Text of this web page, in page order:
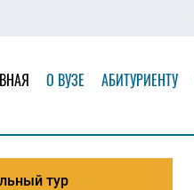
О ВУЗЕ АБИТУРИЕНТУ
тур